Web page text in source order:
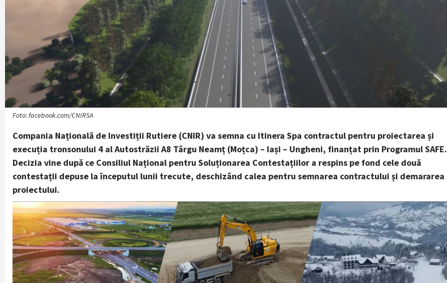
Foto: facebook.com/CNIRSA
Compania Națională de Investiții Rutiere (CNIR) va semna cu Itinera Spa contractul pentru proiectarea și
execuția tronsonului 4 al Autostrăzii A8 Târgu Neamț (Moțca) – Iași – Ungheni, finanțat prin Programul SAFE.
Decizia vine după ce Consiliul Național pentru Soluționarea Contestațiilor a respins pe fond cele două
contestații depuse la începutul lunii trecute, deschizând calea pentru semnarea contractului și demararea
proiectului.